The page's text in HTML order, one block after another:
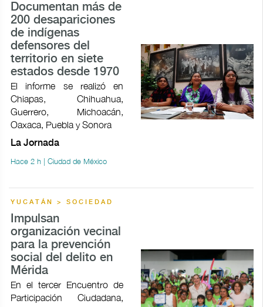
Documentan más de
200 desapariciones
de indígenas
defensores del
territorio en siete
estados desde 1970
El informe se realizó en
Chiapas, Chihuahua,
Guerrero, Michoacán,
Oaxaca, Puebla y Sonora
La Jornada
Hace 2 h | Ciudad de México
YUCATÁN > SOCIEDAD
Impulsan
organización vecinal
para la prevención
social del delito en
Mérida
En el tercer Encuentro de
Participación Ciudadana,